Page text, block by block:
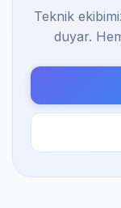
Teknik
duyar.